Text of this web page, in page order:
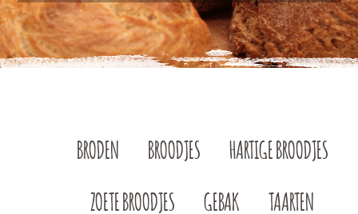
BRODEN BROODJES HARTIGE BROODJES
ZOETE BROODJES GEBAK TAARTEN